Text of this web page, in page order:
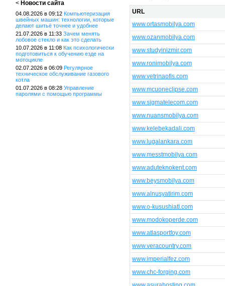
< Новости сайта
04.08.2026 в 09:12 Компьютеризация
швейных машин: технологии, которые
делают шитьё точнее и удобнее
21.07.2026 в 11:33 Зачем менять
лобовое стекло и как это сделать
10.07.2026 в 11:08 Как психологически
подготовиться к обучению езде на
мотоцикле
02.07.2026 в 06:09 Регулярное
техническое обслуживание газового
котла
01.07.2026 в 08:28 Управление
паролями с помощью программы
URL
www.ortasmobilya.com
www.ozanmobilya.com
www.studyinizmir.com
www.ronimobilya.com
www.vetrinaofis.com
www.mcuoneclipse.com
www.sigmatelecom.com
www.nuansmobilya.com
www.kelebekadali.com
www.lugalankara.com
www.messtmobilya.com
www.aduteknokent.com
www.beysmobilya.com
www.alnusyatirim.com
www.o-kusushiatl.com
www.modokoperde.com
www.atlasportfoy.com
www.veracountry.com
www.imperialfez.com
www.chc-forging.com